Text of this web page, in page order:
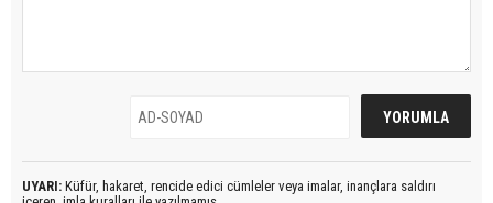
UYARI: Küfür, hakaret, rencide edici cümleler veya imalar, inançlara saldırı